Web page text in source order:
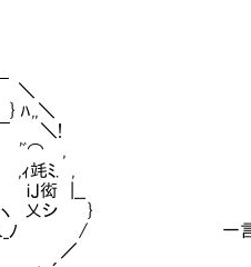
,,＼
!
,
ﾐ. ,
|__
シ }
言多いんだよ